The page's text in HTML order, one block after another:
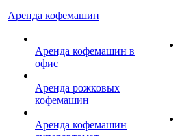
Аренда кофемашин
Аренда кофемашин в
офис
Аренда рожковых
кофемашин
Аренда кофемашин